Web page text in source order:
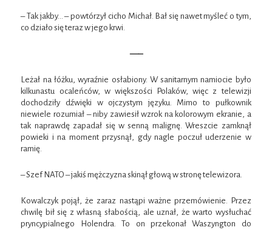
– Tak jakby… – powtórzył cicho Michał. Bał się nawet myśleć o tym,
co działo się teraz w jego krwi.
—–
Leżał na łóżku, wyraźnie osłabiony. W sanitarnym namiocie było
kilkunastu ocaleńców, w większości Polaków, więc z telewizji
dochodziły dźwięki w ojczystym języku. Mimo to pułkownik
niewiele rozumiał – niby zawiesił wzrok na kolorowym ekranie, a
tak naprawdę zapadał się w senną malignę. Wreszcie zamknął
powieki i na moment przysnął, gdy nagle poczuł uderzenie w
ramię.
– Szef NATO – jakiś mężczyzna skinął głową w stronę telewizora.
Kowalczyk pojął, że zaraz nastąpi ważne przemówienie. Przez
chwilę bił się z własną słabością, ale uznał, że warto wysłuchać
pryncypialnego Holendra. To on przekonał Waszyngton do